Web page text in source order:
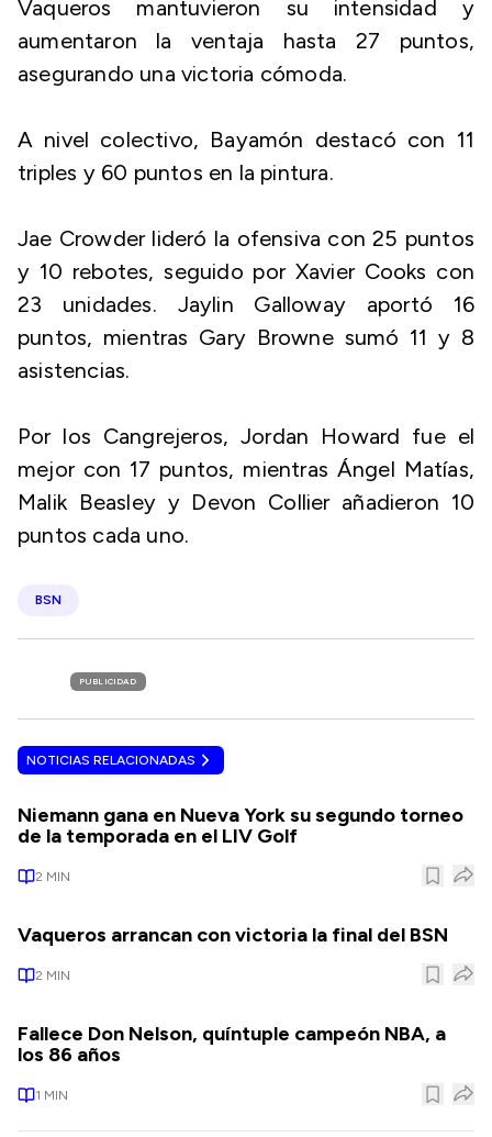
Vaqueros mantuvieron su intensidad y
aumentaron la ventaja hasta 27 puntos,
asegurando una victoria cómoda.
A nivel colectivo, Bayamón destacó con 11
triples y 60 puntos en la pintura.
Jae Crowder lideró la ofensiva con 25 puntos
y 10 rebotes, seguido por Xavier Cooks con
23 unidades. Jaylin Galloway aportó 16
puntos, mientras Gary Browne sumó 11 y 8
asistencias.
Por los Cangrejeros, Jordan Howard fue el
mejor con 17 puntos, mientras Ángel Matías,
Malik Beasley y Devon Collier añadieron 10
puntos cada uno.
BSN
PUBLICIDAD
NOTICIAS RELACIONADAS
Niemann gana en Nueva York su segundo torneo
de la temporada en el LIV Golf
2 MIN
Vaqueros arrancan con victoria la final del BSN
2 MIN
Fallece Don Nelson, quíntuple campeón NBA, a
los 86 años
1 MIN